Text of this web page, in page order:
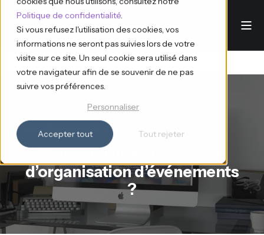
Politique de confidentialité.
Si vous refusez l'utilisation des cookies, vos
informations ne seront pas suivies lors de votre
visite sur ce site. Un seul cookie sera utilisé dans
votre navigateur afin de se souvenir de ne pas
suivre vos préférences.
Personnaliser
Accepter tout Tout rejeter
Ana d'Eventdrive 12.11.2024 2 min read
Pourquoi une plateforme
d’organisation d’événements
?